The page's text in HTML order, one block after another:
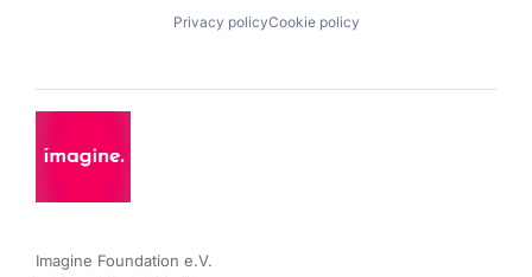
Privacy policyCookie policy
Imagine Foundation e.V.